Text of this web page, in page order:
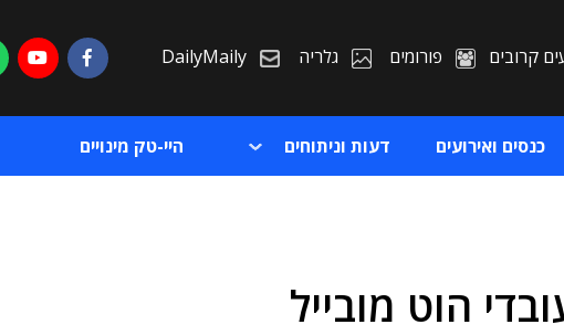
קרובים פורומים גלריה DailyMaily
כנסים ואירועים דעות וניתוחים היי-טק מינויים
הוט מובייל